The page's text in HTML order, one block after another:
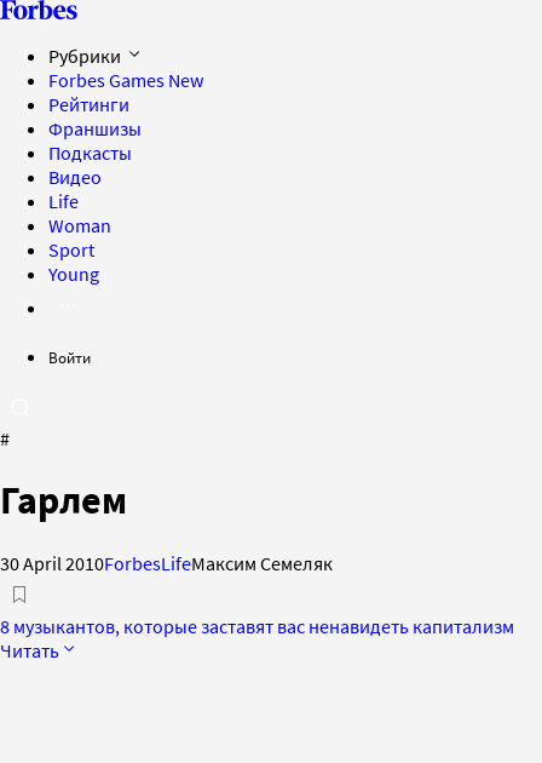
Рубрики
Forbes Games New
Рейтинги
Франшизы
Подкасты
Видео
Life
Woman
Sport
Young
Войти
#
Гарлем
30 April 2010ForbesLifeМаксим Семеляк
8 музыкантов, которые заставят вас ненавидеть капитализм
Читать